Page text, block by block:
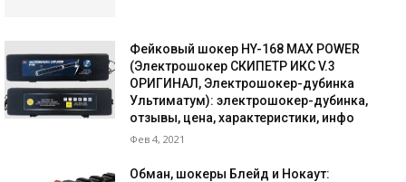
Фейковый шокер HY-168 MAX POWER
(Электрошокер СКИПЕТР ИКС V.3
ОРИГИНАЛ, Электрошокер-дубинка
Ультиматум): электрошокер-дубинка,
отзывы, цена, характеристики, инфо
Фев 4, 2021
Обман, шокеры Блейд и Нокаут: